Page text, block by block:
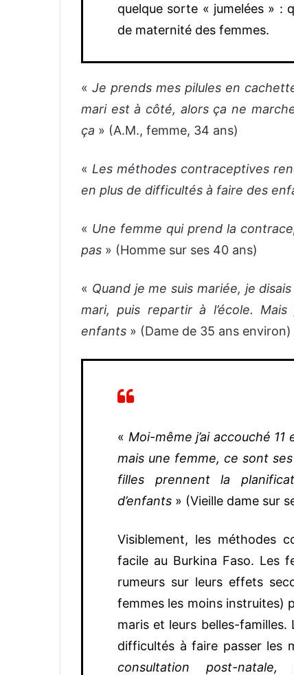
quelque sorte « jumelées » :
de maternité des femmes.
« Je prends mes pilules en
mari est à côté, alors ça ne
ça » (A.M., femme, 34 ans)
« Les méthodes contraceptives
en plus de difficultés à faire des
« Une femme qui prend la
pas » (Homme sur ses 40 ans)
« Quand je me suis mariée, je
mari, puis repartir à l’école. Mais
enfants » (Dame de 35 ans environ)
« Moi-même j’ai accouché
mais une femme, ce sont
filles prennent la
d’enfants » (Vieille dame sur
Visiblement, les méthodes
facile au Burkina Faso. Les
rumeurs sur leurs effets
femmes les moins instruites)
maris et leurs belles-
difficultés à faire passer les
consultation post-